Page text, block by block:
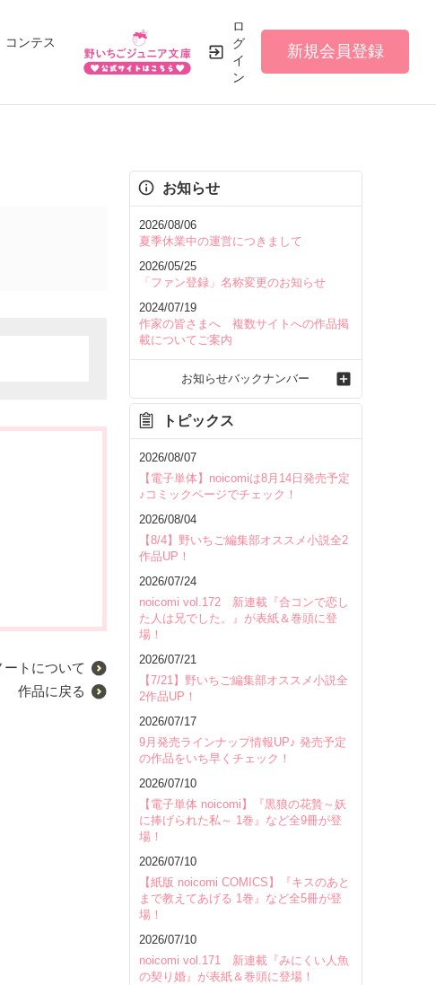
コンテス
ロ
グ
イ
ン
新規会員登録
ートについて
作品に戻る
お知らせ
2026/08/06
夏季休業中の運営につきまして
2026/05/25
「ファン登録」名称変更のお知らせ
2024/07/19
作家の皆さまへ 複数サイトへの作品掲
載についてご案内
お知らせバックナンバー
トピックス
2026/08/07
【電子単体】noicomiは8月14日発売予定
♪コミックページでチェック！
2026/08/04
【8/4】野いちご編集部オススメ小説全2
作品UP！
2026/07/24
noicomi vol.172 新連載『合コンで恋し
た人は兄でした。』が表紙＆巻頭に登
場！
2026/07/21
【7/21】野いちご編集部オススメ小説全
2作品UP！
2026/07/17
9月発売ラインナップ情報UP♪ 発売予定
の作品をいち早くチェック！
2026/07/10
【電子単体 noicomi】『黒狼の花贄～妖
に捧げられた私～ 1巻』など全9冊が登
場！
2026/07/10
【紙版 noicomi COMICS】『キスのあと
まで教えてあげる 1巻』など全5冊が登
場！
2026/07/10
noicomi vol.171 新連載『みにくい人魚
の契り婚』が表紙＆巻頭に登場！